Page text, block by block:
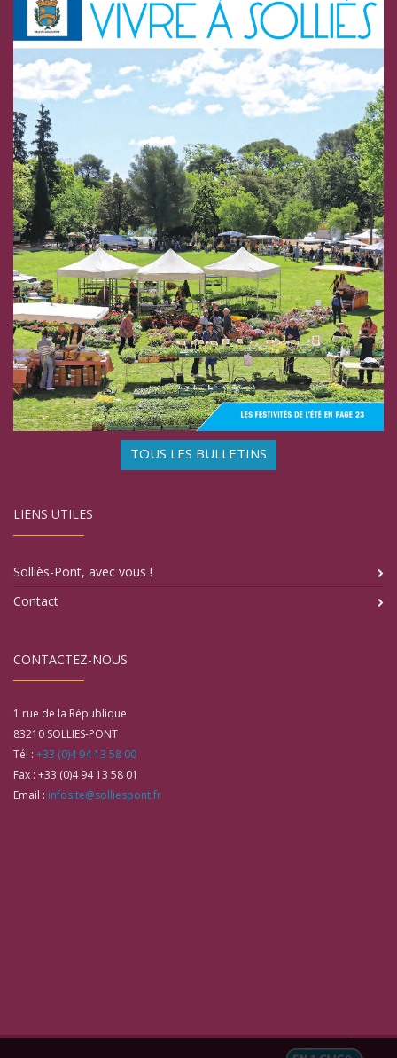
TOUS LES BULLETINS
LIENS UTILES
Solliès-Pont, avec vous !
Contact
CONTACTEZ-NOUS
1 rue de la République
83210 SOLLIES-PONT
Tél : +33 (0)4 94 13 58 00
Fax : +33 (0)4 94 13 58 01
Email : infosite@solliespont.fr